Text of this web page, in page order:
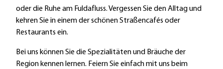
oder die Ruhe am Fuldafluss. Vergessen Sie den Alltag und
kehren Sie in einem der schönen Straßencafés oder
Restaurants ein.
Bei uns können Sie die Spezialitäten und Bräuche der
Region kennen lernen. Feiern Sie einfach mit uns beim